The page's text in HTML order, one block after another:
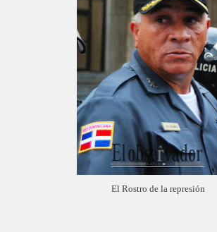
El Rostro de la represión